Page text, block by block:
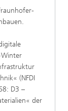
(NFDI
D3 –
der